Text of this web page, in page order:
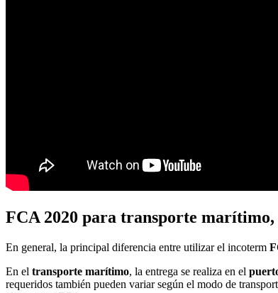
FCA 2020 para transporte
En general, la principal diferencia entre utilizar el incoterm
En el transporte marítimo, la entrega se realiza en el
requeridos también pueden variar según el modo de